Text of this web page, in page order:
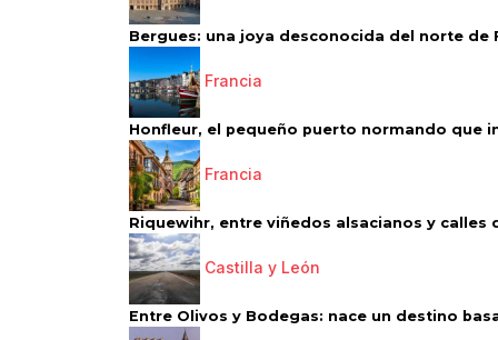
Bergues: una joya desconocida del norte de
Francia
Honfleur, el pequeño puerto normando que
Francia
Riquewihr, entre viñedos alsacianos y calles
Castilla y León
Entre Olivos y Bodegas: nace un destino